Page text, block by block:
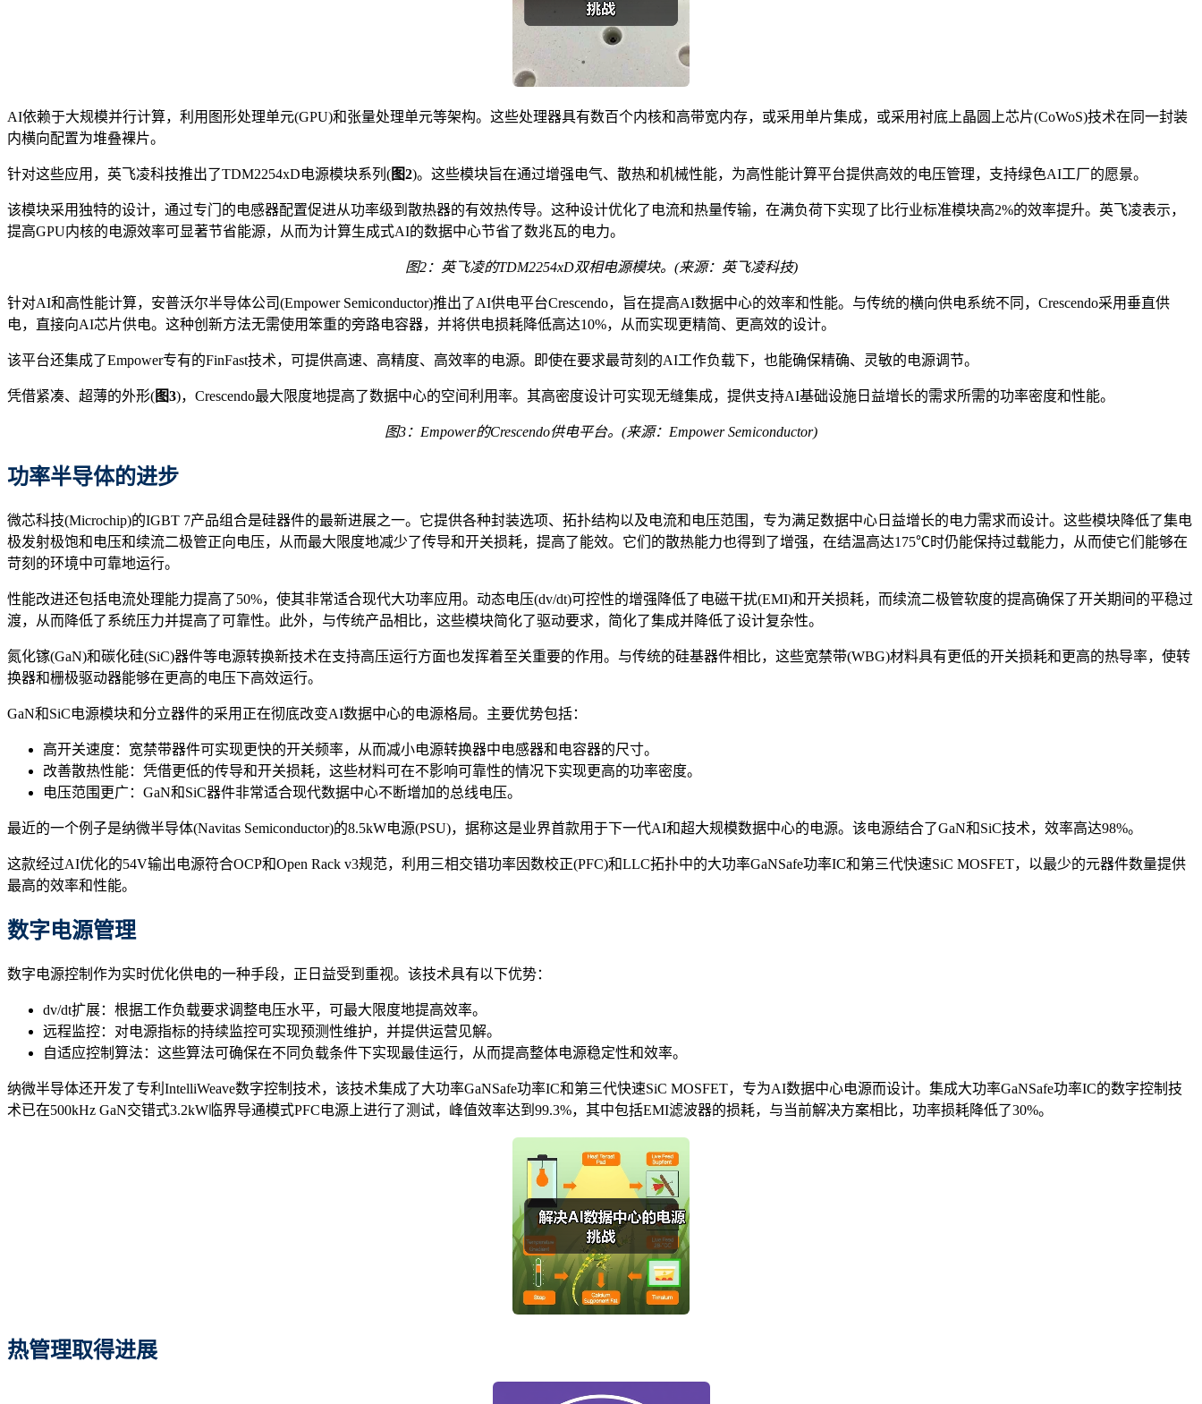
AI依赖于大规模并行计算，利用图形处理单元(GPU)和张量处理单元等架构。这些处理器具有数百个内核和高带宽内存，或采用单片集成，或采用衬底上晶圆上芯片(CoWoS)技术在同一封装
内横向配置为堆叠裸片。
针对这些应用，英飞凌科技推出了TDM2254xD电源模块系列(图2)。这些模块旨在通过增强电气、散热和机械性能，为高性能计算平台提供高效的电压管理，支持绿色AI工厂的愿景。
该模块采用独特的设计，通过专门的电感器配置促进从功率级到散热器的有效热传导。这种设计优化了电流和热量传输，在满负荷下实现了比行业标准模块高2%的效率提升。英飞凌表示，
提高GPU内核的电源效率可显著节省能源，从而为计算生成式AI的数据中心节省了数兆瓦的电力。
图2：英飞凌的TDM2254xD双相电源模块。 (来源：英飞凌科技)
针对AI和高性能计算，安普沃尔半导体公司(Empower Semiconductor)推出了AI供电平台Crescendo，旨在提高AI数据中心的效率和性能。与传统的横向供电系统不同，Crescendo采用垂直供
电，直接向AI芯片供电。这种创新方法无需使用笨重的旁路电容器，并将供电损耗降低高达10%，从而实现更精简、更高效的设计。
该平台还集成了Empower专有的FinFast技术，可提供高速、高精度、高效率的电源。即使在要求最苛刻的AI工作负载下，也能确保精确、灵敏的电源调节。
凭借紧凑、超薄的外形(图3)，Crescendo最大限度地提高了数据中心的空间利用率。其高密度设计可实现无缝集成，提供支持AI基础设施日益增长的需求所需的功率密度和性能。
图3：Empower的Crescendo供电平台。 (来源：Empower Semiconductor)
功率半导体的进步
微芯科技(Microchip)的IGBT 7产品组合是硅器件的最新进展之一。它提供各种封装选项、拓扑结构以及电流和电压范围，专为满足数据中心日益增长的电力需求而设计。这些模块降低了集电
极发射极饱和电压和续流二极管正向电压，从而最大限度地减少了传导和开关损耗，提高了能效。它们的散热能力也得到了增强，在结温高达175℃时仍能保持过载能力，从而使它们能够在
苛刻的环境中可靠地运行。
性能改进还包括电流处理能力提高了50%，使其非常适合现代大功率应用。动态电压(dv/dt)可控性的增强降低了电磁干扰(EMI)和开关损耗，而续流二极管软度的提高确保了开关期间的平稳过
渡，从而降低了系统压力并提高了可靠性。此外，与传统产品相比，这些模块简化了驱动要求，简化了集成并降低了设计复杂性。
氮化镓(GaN)和碳化硅(SiC)器件等电源转换新技术在支持高压运行方面也发挥着至关重要的作用。与传统的硅基器件相比，这些宽禁带(WBG)材料具有更低的开关损耗和更高的热导率，使转
换器和栅极驱动器能够在更高的电压下高效运行。
GaN和SiC电源模块和分立器件的采用正在彻底改变AI数据中心的电源格局。主要优势包括：
高开关速度：宽禁带器件可实现更快的开关频率，从而减小电源转换器中电感器和电容器的尺寸。
改善散热性能：凭借更低的传导和开关损耗，这些材料可在不影响可靠性的情况下实现更高的功率密度。
电压范围更广：GaN和SiC器件非常适合现代数据中心不断增加的总线电压。
最近的一个例子是纳微半导体(Navitas Semiconductor)的8.5kW电源(PSU)，据称这是业界首款用于下一代AI和超大规模数据中心的电源。该电源结合了GaN和SiC技术，效率高达98%。
这款经过AI优化的54V输出电源符合OCP和Open Rack v3规范，利用三相交错功率因数校正(PFC)和LLC拓扑中的大功率GaNSafe功率IC和第三代快速SiC MOSFET，以最少的元器件数量提供
最高的效率和性能。
数字电源管理
数字电源控制作为实时优化供电的一种手段，正日益受到重视。该技术具有以下优势：
dv/dt扩展：根据工作负载要求调整电压水平，可最大限度地提高效率。
远程监控：对电源指标的持续监控可实现预测性维护，并提供运营见解。
自适应控制算法：这些算法可确保在不同负载条件下实现最佳运行，从而提高整体电源稳定性和效率。
纳微半导体还开发了专利IntelliWeave数字控制技术，该技术集成了大功率GaNSafe功率IC和第三代快速SiC MOSFET，专为AI数据中心电源而设计。集成大功率GaNSafe功率IC的数字控制技
术已在500kHz GaN交错式3.2kW临界导通模式PFC电源上进行了测试，峰值效率达到99.3%，其中包括EMI滤波器的损耗，与当前解决方案相比，功率损耗降低了30%。
热管理取得进展